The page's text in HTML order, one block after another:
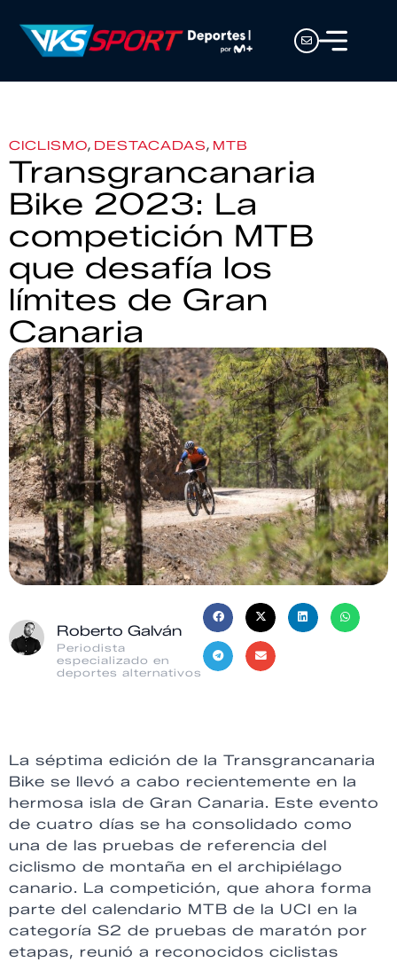
CICLISMO, DESTACADAS, MTB
Transgrancanaria
Bike 2023: La
competición MTB
que desafía los
límites de Gran
Canaria
Roberto Galván
Periodista
especializado en
deportes alternativos
La séptima edición de la Transgrancanaria
Bike se llevó a cabo recientemente en la
hermosa isla de Gran Canaria. Este evento
de cuatro días se ha consolidado como
una de las pruebas de referencia del
ciclismo de montaña en el archipiélago
canario. La competición, que ahora forma
parte del calendario MTB de la UCI en la
categoría S2 de pruebas de maratón por
etapas, reunió a reconocidos ciclistas